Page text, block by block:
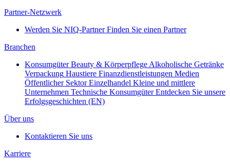
Partner-Netzwerk
Werden Sie NIQ-Partner Finden Sie einen Partner
Branchen
Konsumgüter Beauty & Körperpflege Alkoholische Getränke
Verpackung Haustiere Finanzdienstleistungen Medien
Öffentlicher Sektor Einzelhandel Kleine und mittlere
Unternehmen Technische Konsumgüter Entdecken Sie unsere
Erfolgsgeschichten (EN)
Über uns
Kontaktieren Sie uns
Karriere